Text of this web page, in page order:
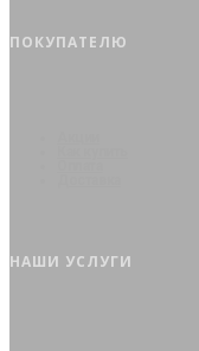
ПОКУПАТЕЛЮ
НАШИ УСЛУГИ